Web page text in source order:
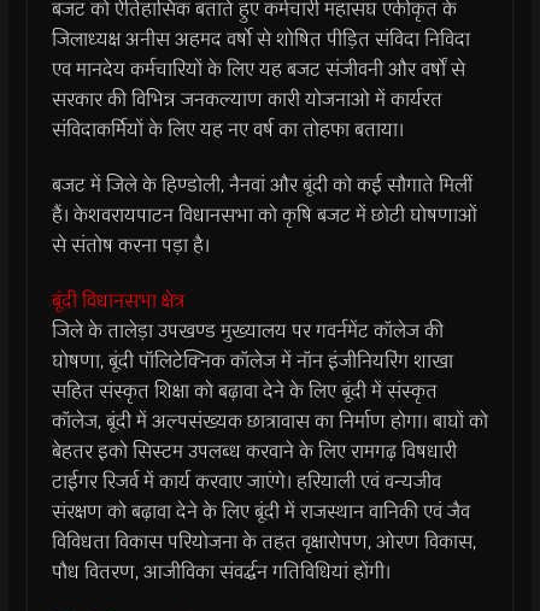
बजट को ऐतिहासिक बताते हुए कर्मचारी महासंघ एकीकृत के
जिलाध्यक्ष अनीस अहमद वर्षो से शोषित पीड़ित संविदा निविदा
एव मानदेय कर्मचारियों के लिए यह बजट संजीवनी और वर्षों से
सरकार की विभिन्न जनकल्याण कारी योजनाओ में कार्यरत
संविदाकर्मियों के लिए यह नए वर्ष का तोहफा बताया।
बजट में जिले के हिण्डोली, नैनवां और बूंदी को कई सौगाते मिलीं
हैं। केशवरायपाटन विधानसभा को कृषि बजट में छोटी घोषणाओं
से संतोष करना पड़ा है।
बूंदी विधानसभा क्षेत्र
जिले के तालेड़ा उपखण्ड मुख्यालय पर गवर्नमेंट कॉलेज की
घोषणा, बूंदी पॉलिटेक्निक कॉलेज में नॉन इंजीनियरिंग शाखा
सहित संस्कृत शिक्षा को बढ़ावा देने के लिए बूंदी में संस्कृत
कॉलेज, बूंदी में अल्पसंख्यक छात्रावास का निर्माण होगा। बाघों को
बेहतर इको सिस्टम उपलब्ध करवाने के लिए रामगढ़ विषधारी
टाईगर रिजर्व में कार्य करवाए जाएंगे। हरियाली एवं वन्यजीव
संरक्षण को बढ़ावा देने के लिए बूंदी में राजस्थान वानिकी एवं जैव
विविधता विकास परियोजना के तहत वृक्षारोपण, ओरण विकास,
पौध वितरण, आजीविका संवर्द्धन गतिविधियां होंगी।